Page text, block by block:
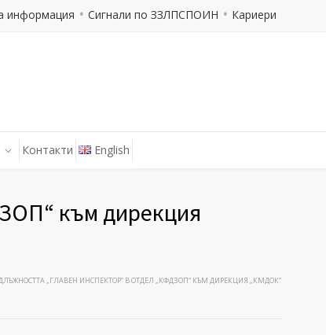
Кариери
Сигнали по ЗЗЛПСПОИН
информация
Контакти English
към дирекция
„ГЛАВЕН ИНСПЕКТОР“ В ОТДЕЛ „КФДЗОП“ КЪМ ДИРЕКЦИЯ „КМДОК“